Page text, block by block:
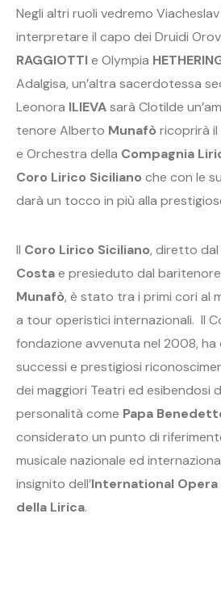
Negli altri ruoli vedremo Viacheslav
interpretare il capo dei Druidi
RAGGIOTTIe Olympia
Adalgisa, un’altra sacerdotessa
Leonora ILIEVAsarà Clotilde
tenore Alberto Munafò ricoprirà il
e Orchestra della Compagnia
Coro Lirico Siciliano che con le
darà un tocco in più alla
Il Coro Lirico Siciliano, diretto
Costae presieduto dal baritenore
Munafò, è stato tra i primi cori al
a tour operistici internazionali. Il
fondazione avvenuta nel 2008,
successi e prestigiosi
dei maggiori Teatri ed esibendosi
personalità come Papa
considerato un punto di
musicale nazionale ed
insignito dell’International Opera
della Lirica.